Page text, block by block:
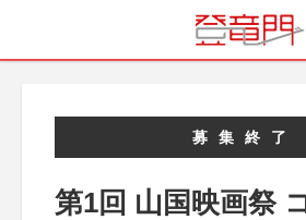
募集終了
第1回 山国映画祭